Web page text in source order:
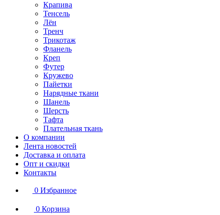
Крапива
Тенсель
Лён
Тренч
Трикотаж
Фланель
Креп
Футер
Кружево
Пайетки
Нарядные ткани
Шанель
Шерсть
Тафта
Плательная ткань
О компании
Лента новостей
Доставка и оплата
Опт и скидки
Контакты
0 Избранное
0 Корзина